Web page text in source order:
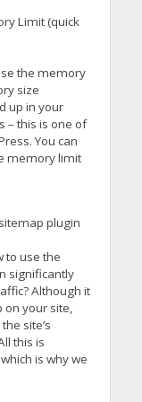
Limit (quick
the memory
size
up in your
– this is one of
You can
memory limit
plugin
to use the
significantly
Although it
on your site,
site’s
this is
is why we